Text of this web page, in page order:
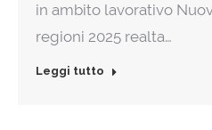
in ambito lavorativo
regioni 2025 realta…
Leggi tutto